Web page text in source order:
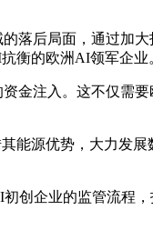
后局面，通过加大
衡的欧洲AI领军企业
金注入。这不仅需要
能源优势，大力发展
创企业的监管流程，